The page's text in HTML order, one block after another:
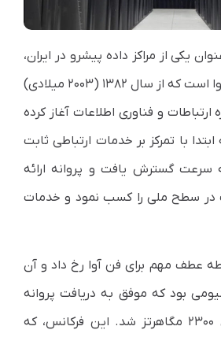
یکی از مراکز داده پیشرو در ایران،
زیرمجموعه گروه فن‌آوا است که از سال ۱۳۸۲ (۲۰۰۳ میلادی)
ارتباطات و فناوری اطلاعات آغاز کرده
با تمرکز بر خدمات ارتباطی ثابت
سرعت گسترش یافت و پروانه ارائه
در سطح ملی را کسب نمود و خدمات
یک نقطه عطف مهم برای فن آوا رخ داد و آن
بود که موفق به دریافت پروانه
بهره‌برداری از فرکانس ۲۳۰۰ مگاهرتز شد. این فرکانس، که